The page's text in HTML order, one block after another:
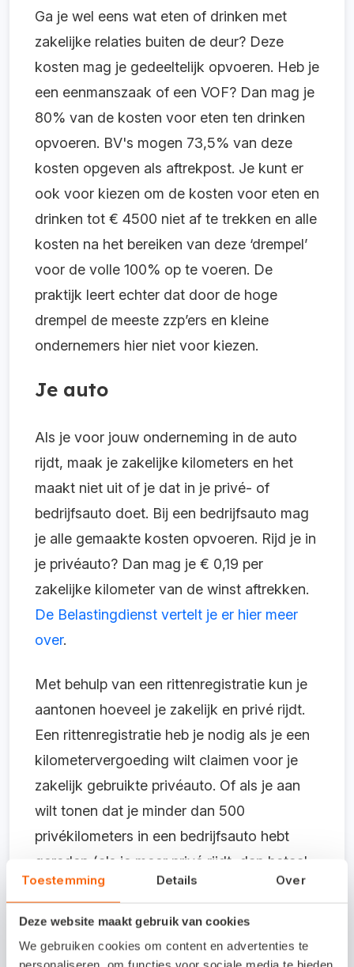
Toestemming Details Over
Deze website maakt gebruik van cookies
We gebruiken cookies om content en advertenties te
Ga je wel eens wat eten of drinken met
zakelijke relaties buiten de deur? Deze
kosten mag je gedeeltelijk opvoeren. Heb je
een eenmanszaak of een VOF? Dan mag je
80% van de kosten voor eten ten drinken
opvoeren. BV's mogen 73,5% van deze
kosten opgeven als aftrekpost. Je kunt er
ook voor kiezen om de kosten voor eten en
drinken tot € 4500 niet af te trekken en alle
kosten na het bereiken van deze ‘drempel’
voor de volle 100% op te voeren. De
praktijk leert echter dat door de hoge
drempel de meeste zzp’ers en kleine
ondernemers hier niet voor kiezen.
Je auto
Als je voor jouw onderneming in de auto
rijdt, maak je zakelijke kilometers en het
maakt niet uit of je dat in je privé- of
bedrijfsauto doet. Bij een bedrijfsauto mag
je alle gemaakte kosten opvoeren. Rijd je in
je privéauto? Dan mag je € 0,19 per
zakelijke kilometer van de winst aftrekken.
De Belastingdienst vertelt je er hier meer
over.
Met behulp van een rittenregistratie kun je
aantonen hoeveel je zakelijk en privé rijdt.
Een rittenregistratie heb je nodig als je een
kilometervergoeding wilt claimen voor je
zakelijk gebruikte privéauto. Of als je aan
wilt tonen dat je minder dan 500
privékilometers in een bedrijfsauto hebt
gereden (als je meer privé rijdt, dan betaal
je voor een zakelijke auto bijtelling, die bij
Je leest er meer over op de site van de
Belastingdienst. We raden je aan om te